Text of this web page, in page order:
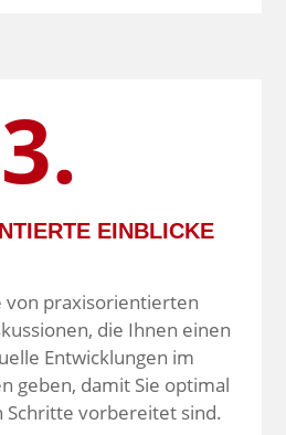
3.
EINBLICKE
von praxis­orientierten
die Ihnen einen
Entwicklungen im
geben, damit Sie optimal
Schritte vorbereitet sind.